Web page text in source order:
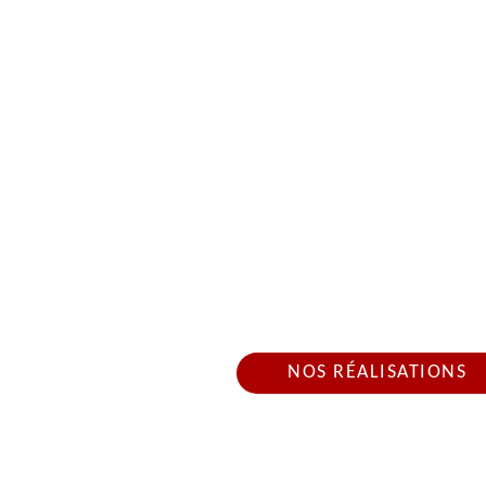
NOS RÉALISATIONS